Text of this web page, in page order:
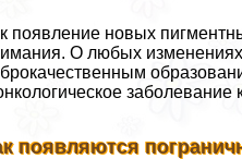
появление новых
О любых изменениях
заболевание
появляются